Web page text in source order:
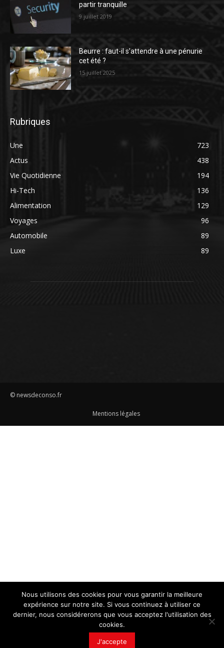
partir tranquille
9 juillet 2019
Beurre : faut-il s’attendre à une pénurie
cet été ?
15 juillet 2025
Rubriques
Une
723
Actus
438
Vie Quotidienne
194
Hi-Tech
136
Alimentation
129
Voyages
96
Automobile
89
Luxe
89
© newsdeconso.fr
Mentions légales
Nous utilisons des cookies pour vous garantir la meilleure
expérience sur notre site. Si vous continuez à utiliser ce
dernier, nous considérerons que vous acceptez l'utilisation des
cookies.
J'accepte